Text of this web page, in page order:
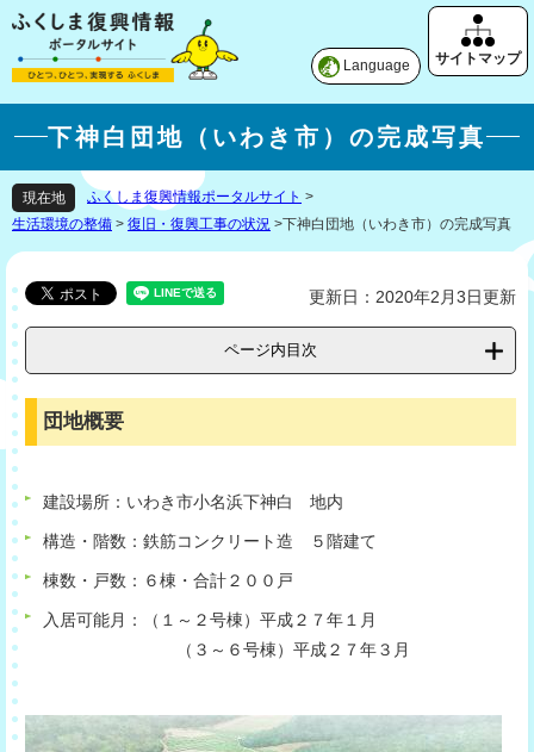
Language
下神白団地（いわき市）の完成写真
現在地 ふくしま復興情報ポータルサイト >
生活環境の整備 > 復旧・復興工事の状況 >下神白団地（いわき市）の完成写真
更新日：2020年2月3日更新
ページ内目次
団地概要
建設場所：いわき市小名浜下神白 地内
構造・階数：鉄筋コンクリート造 ５階建て
棟数・戸数：６棟・合計２００戸
入居可能月：（１～２号棟）平成２７年１月
（３～６号棟）平成２７年３月